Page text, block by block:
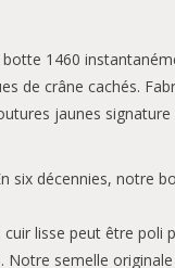
1460
de crâne cachés.
jaunes
six décennies, notre
lisse peut être poli
semelle